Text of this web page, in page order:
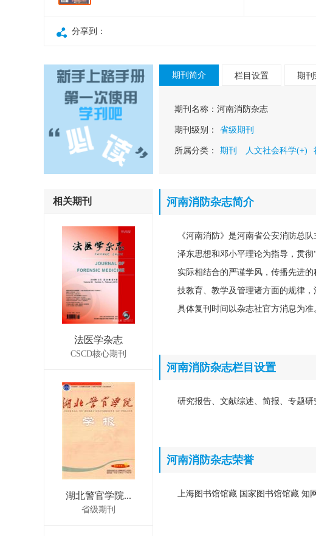
分享到：
相关期刊
法医学杂志
CSCD核心期刊
湖北警官学院...
省级期刊
期刊简介 栏目设置 期刊
期刊名称： 河南消防杂志
期刊级别： 省级期刊
所属分类： 期刊 人文社会科学(+)
河南消防杂志简介
《河南消防》是河南省公安消防总
泽东思想和邓小平理论为指导，贯
实际相结合的严谨学风，传播先进
技教育、教学及管理诸方面的规律
具体复刊时间以杂志社官方消息为准
河南消防杂志栏目设置
研究报告、文献综述、简报、专题研
河南消防杂志荣誉
上海图书馆馆藏 国家图书馆馆藏 知